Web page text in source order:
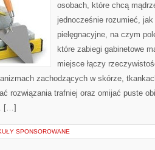
osobach, które chcą
jednocześnie rozumieć, jak
pielęgnacyjne, na czym
które zabiegi gabinetowe
miejsce łączy
zachodzących w skórze,
rozwiązania trafniej oraz omijać puste
[…]
SPONSOROWANE